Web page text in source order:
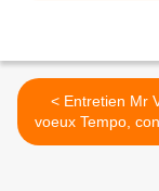
< Entretien Mr Valette,
voeux Tempo,
sièges , congés,